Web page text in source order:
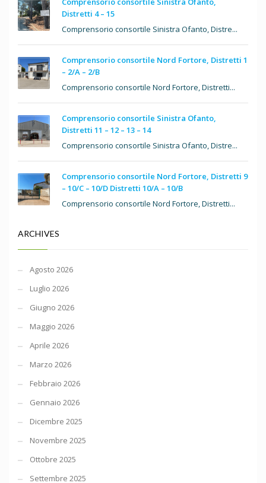
Distretti 4 – 15
Comprensorio consortile Sinistra Ofanto, Distre...
Comprensorio consortile Nord Fortore, Distretti 1
– 2/A – 2/B
Comprensorio consortile Nord Fortore, Distretti...
Comprensorio consortile Sinistra Ofanto,
Distretti 11 – 12 – 13 – 14
Comprensorio consortile Sinistra Ofanto, Distre...
Comprensorio consortile Nord Fortore, Distretti 9
– 10/C – 10/D Distretti 10/A – 10/B
Comprensorio consortile Nord Fortore, Distretti...
ARCHIVES
Agosto 2026
Luglio 2026
Giugno 2026
Maggio 2026
Aprile 2026
Marzo 2026
Febbraio 2026
Gennaio 2026
Dicembre 2025
Novembre 2025
Ottobre 2025
Settembre 2025